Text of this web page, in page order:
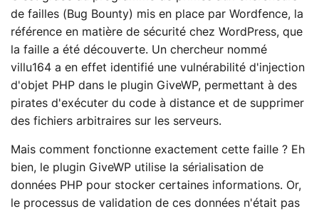
de failles (Bug Bounty) mis en place par Wordfence, la
référence en matière de sécurité chez WordPress, que
la faille a été découverte. Un chercheur nommé
villu164 a en effet identifié une vulnérabilité d'injection
d'objet PHP dans le plugin GiveWP, permettant à des
pirates d'exécuter du code à distance et de supprimer
des fichiers arbitraires sur les serveurs.
Mais comment fonctionne exactement cette faille ? Eh
bien, le plugin GiveWP utilise la sérialisation de
données PHP pour stocker certaines informations. Or,
le processus de validation de ces données n'était pas